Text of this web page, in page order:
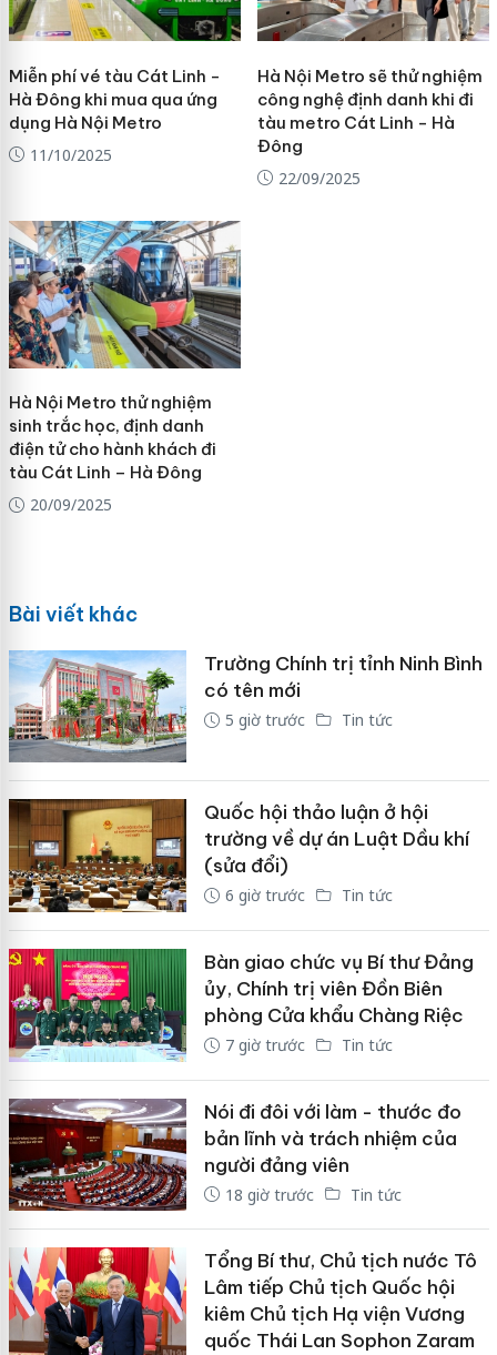
Miễn phí vé tàu Cát Linh -
Hà Đông khi mua qua ứng
dụng Hà Nội Metro
11/10/2025
Hà Nội Metro sẽ thử nghiệm
công nghệ định danh khi đi
tàu metro Cát Linh - Hà
Đông
22/09/2025
Hà Nội Metro thử nghiệm
sinh trắc học, định danh
điện tử cho hành khách đi
tàu Cát Linh – Hà Đông
20/09/2025
Bài viết khác
Trường Chính trị tỉnh Ninh Bình
có tên mới
5 giờ trước Tin tức
Quốc hội thảo luận ở hội
trường về dự án Luật Dầu khí
(sửa đổi)
6 giờ trước Tin tức
Bàn giao chức vụ Bí thư Đảng
ủy, Chính trị viên Đồn Biên
phòng Cửa khẩu Chàng Riệc
7 giờ trước Tin tức
Nói đi đôi với làm - thước đo
bản lĩnh và trách nhiệm của
người đảng viên
18 giờ trước Tin tức
Tổng Bí thư, Chủ tịch nước Tô
Lâm tiếp Chủ tịch Quốc hội
kiêm Chủ tịch Hạ viện Vương
quốc Thái Lan Sophon Zaram